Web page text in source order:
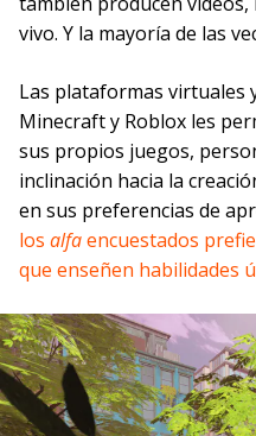
vivo. Y la mayoría de las
Las plataformas virtuales
Minecraft y Roblox les
sus propios juegos,
inclinación hacia la
en sus preferencias de
los alfaencuestados
que enseñen habilidades